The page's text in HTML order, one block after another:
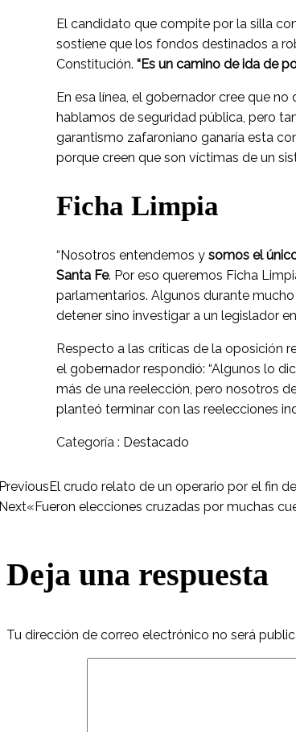
El candidato que compite por la silla
sostiene que los fondos destinados a
Constitución. “Es un camino de ida de
En esa línea, el gobernador cree que
hablamos de seguridad pública, pero
garantismo zafaroniano ganaría esta
porque creen que son víctimas de un
Ficha Limpia
“Nosotros entendemos y somos el
Santa Fe. Por eso queremos Ficha
parlamentarios. Algunos durante
detener sino investigar a un legislador
Respecto a las críticas de la oposición
el gobernador respondió: “Algunos lo
más de una reelección, pero nosotros
planteó terminar con las reelecciones
Categoría : Destacado
Previous El crudo relato de un operario por el fin
Next«Fueron elecciones cruzadas por muchas
Deja una respuesta
Tu dirección de correo electrónico no será